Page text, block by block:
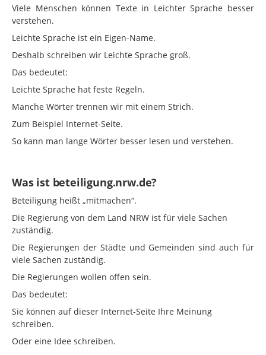
Viele Menschen können Texte in Leichter Sprache besser
verstehen.
Leichte Sprache ist ein Eigen-Name.
Deshalb schreiben wir Leichte Sprache groß.
Das bedeutet:
Leichte Sprache hat feste Regeln.
Manche Wörter trennen wir mit einem Strich.
Zum Beispiel Internet-Seite.
So kann man lange Wörter besser lesen und verstehen.
Was ist beteiligung.nrw.de?
Beteiligung heißt „mitmachen“.
Die Regierung von dem Land NRW ist für viele Sachen
zuständig.
Die Regierungen der Städte und Gemeinden sind auch für
viele Sachen zuständig.
Die Regierungen wollen offen sein.
Das bedeutet:
Sie können auf dieser Internet-Seite Ihre Meinung
schreiben.
Oder eine Idee schreiben.